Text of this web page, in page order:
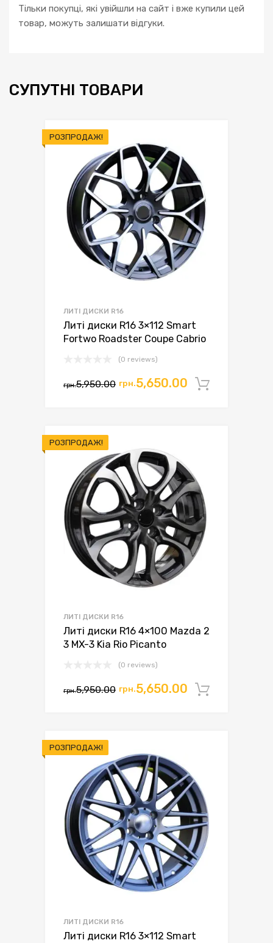
Тільки покупці, які увійшли на сайт і вже купили цей
товар, можуть залишати відгуки.
СУПУТНІ ТОВАРИ
РОЗПРОДАЖ!
ЛИТІ ДИСКИ R16
Литі диски R16 3×112 Smart
Fortwo Roadster Coupe Cabrio
(0 reviews)
грн.5,950.00 Оригінальна
грн.5,650.00 Поточна
РОЗПРОДАЖ!
ЛИТІ ДИСКИ R16
Литі диски R16 4×100 Mazda 2
3 MX-3 Kia Rio Picanto
(0 reviews)
грн.5,950.00 Оригінальна
грн.5,650.00 Поточна
РОЗПРОДАЖ!
ЛИТІ ДИСКИ R16
Литі диски R16 3×112 Smart